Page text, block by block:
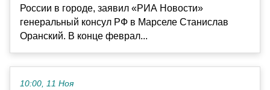
России в городе, заявил «РИА Новости»
генеральный консул РФ в Марселе Станислав
Оранский. В конце феврал...
10:00, 11 Ноя